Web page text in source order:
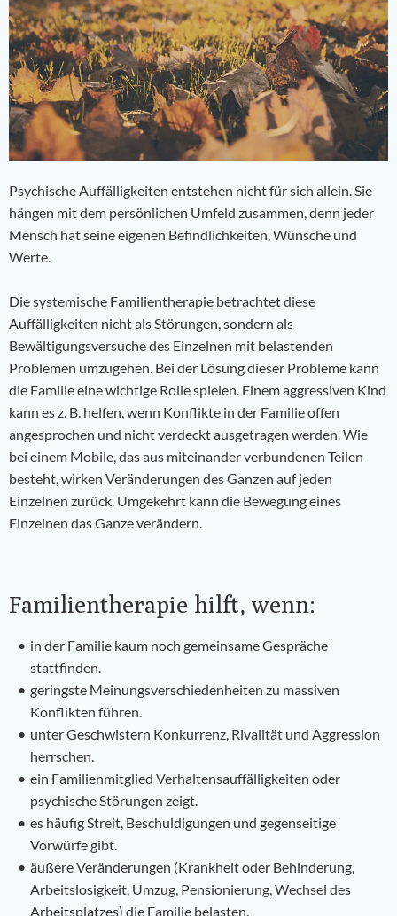
Psychische Auffälligkeiten entstehen nicht für sich allein. Sie
hängen mit dem persönlichen Umfeld zusammen, denn jeder
Mensch hat seine eigenen Befindlichkeiten, Wünsche und
Werte.
Die systemische Familientherapie betrachtet diese
Auffälligkeiten nicht als Störungen, sondern als
Bewältigungsversuche des Einzelnen mit belastenden
Problemen umzugehen. Bei der Lösung dieser Probleme kann
die Familie eine wichtige Rolle spielen. Einem aggressiven Kind
kann es z. B. helfen, wenn Konflikte in der Familie offen
angesprochen und nicht verdeckt ausgetragen werden. Wie
bei einem Mobile, das aus miteinander verbundenen Teilen
besteht, wirken Veränderungen des Ganzen auf jeden
Einzelnen zurück. Umgekehrt kann die Bewegung eines
Einzelnen das Ganze verändern.
Familientherapie hilft, wenn:
in der Familie kaum noch gemeinsame Gespräche
stattfinden.
geringste Meinungsverschiedenheiten zu massiven
Konflikten führen.
unter Geschwistern Konkurrenz, Rivalität und Aggression
herrschen.
ein Familienmitglied Verhaltensauffälligkeiten oder
psychische Störungen zeigt.
es häufig Streit, Beschuldigungen und gegenseitige
Vorwürfe gibt.
äußere Veränderungen (Krankheit oder Behinderung,
Arbeitslosigkeit, Umzug, Pensionierung, Wechsel des
Arbeitsplatzes) die Familie belasten.